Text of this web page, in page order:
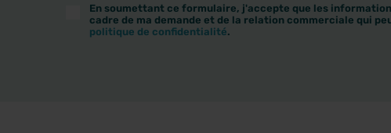
En soumettant ce formulaire, j'accepte que les
cadre de ma demande et de la relation commerciale qui
politique de confidentialité.